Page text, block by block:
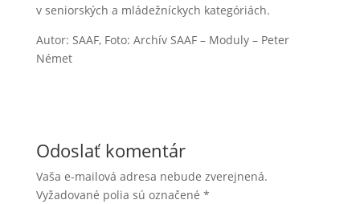
v seniorských a mládežníckych kategóriách.
Autor: SAAF, Foto: Archív SAAF – Moduly – Peter
Német
Odoslať komentár
Vaša e-mailová adresa nebude zverejnená.
Vyžadované polia sú označené *